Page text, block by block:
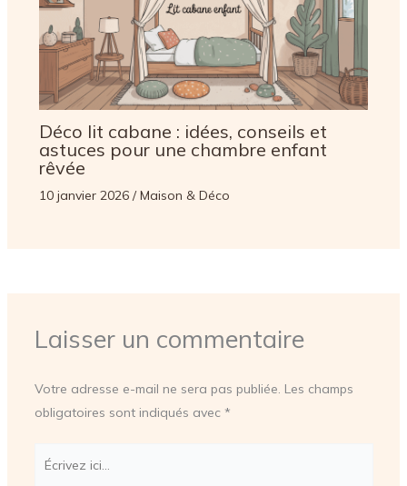
Déco lit cabane : idées, conseils et
astuces pour une chambre enfant
rêvée
10 janvier 2026 /Maison & Déco
Laisser un commentaire
Votre adresse e-mail ne sera pas publiée. Les champs
obligatoires sont indiqués avec *
Écrivez